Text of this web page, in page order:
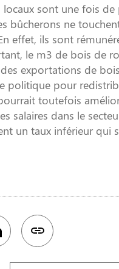
sont une fois
bûcherons ne
effet, ils sont
le m3 de bois de
exportations de
politique pour
toutefois
salaires dans le
un taux inférieur qui